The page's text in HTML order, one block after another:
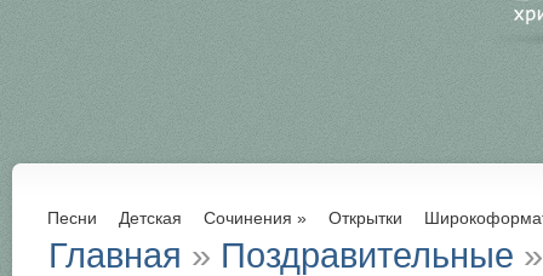
Песни Детская Сочинения » Открытки
Главная » Поздравительные »